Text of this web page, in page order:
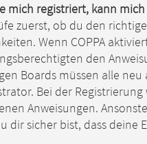
mich registriert, kann
zuerst, ob du den
Wenn COPPA
den
Boards müssen alle
Bei der
Anweisungen.
dir sicher bist, dass deine